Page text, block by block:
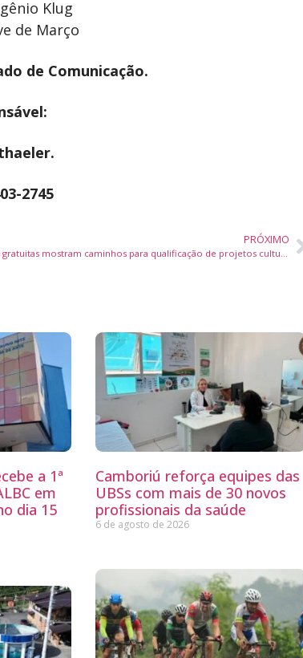
Klug
de Março
de Comunicação.
2745
PRÓXIMO
Oficinas gratuitas mostram caminhos para qualificação de projetos culturais
a 1ª
em
dia 15
Camboriú reforça equipes das
UBSs com mais de 30 novos
profissionais da saúde
6 de agosto de 2026